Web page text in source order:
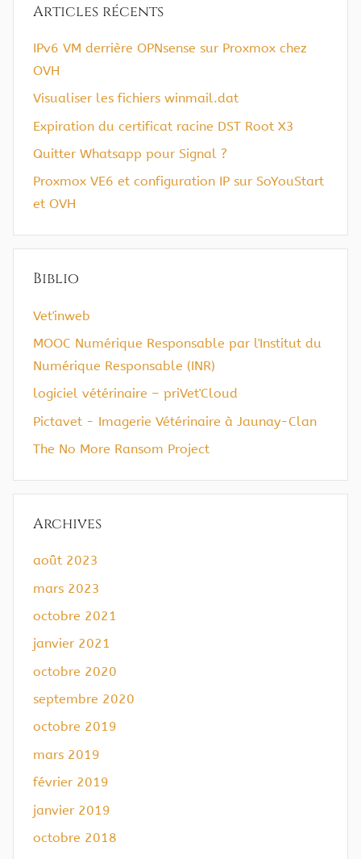
Articles récents
IPv6 VM derrière OPNsense sur Proxmox chez
OVH
Visualiser les fichiers winmail.dat
Expiration du certificat racine DST Root X3
Quitter Whatsapp pour Signal ?
Proxmox VE6 et configuration IP sur SoYouStart
et OVH
Biblio
Vet'inweb
MOOC Numérique Responsable par l'Institut du
Numérique Responsable (INR)
logiciel vétérinaire – priVet'Cloud
Pictavet - Imagerie Vétérinaire à Jaunay-Clan
The No More Ransom Project
Archives
août 2023
mars 2023
octobre 2021
janvier 2021
octobre 2020
septembre 2020
octobre 2019
mars 2019
février 2019
janvier 2019
octobre 2018